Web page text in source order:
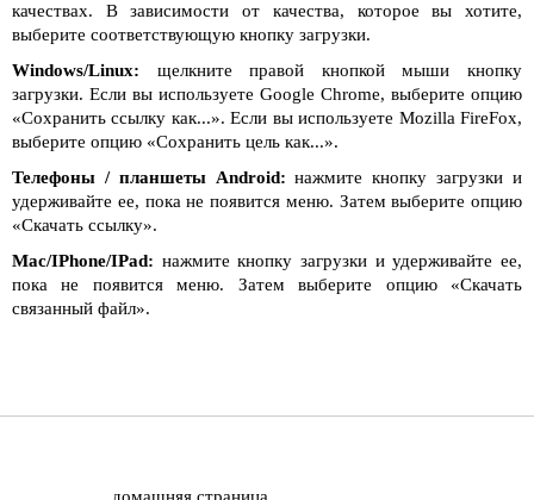
качествах. В зависимости от качества, которое вы хотите,
выберите соответствующую кнопку загрузки.
Windows/Linux: щелкните правой кнопкой мыши кнопку
загрузки. Если вы используете Google Chrome, выберите опцию
«Сохранить ссылку как...». Если вы используете Mozilla FireFox,
выберите опцию «Сохранить цель как...».
Телефоны / планшеты Android: нажмите кнопку загрузки и
удерживайте ее, пока не появится меню. Затем выберите опцию
«Скачать ссылку».
Mac/IPhone/IPad: нажмите кнопку загрузки и удерживайте ее,
пока не появится меню. Затем выберите опцию «Скачать
связанный файл».